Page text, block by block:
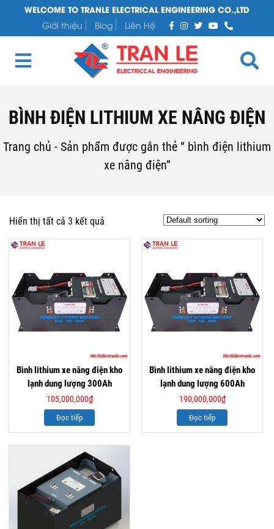
WELCOME TO TRANLE ELECTRICAL ENGINEERING CO.,LTD
Giới thiệu
Blog Liên Hệ
BÌNH ĐIỆN LITHIUM XE NÂNG ĐIỆN
Trang chủ - Sản phẩm được gắn thẻ “ bình điện lithium
xe nâng điện”
Hiển thị tất cả 3 kết quả
Bình lithium xe nâng điện kho
lạnh dung lượng 300Ah
105,000,000₫
Đọc tiếp
Bình lithium xe nâng điện kho
lạnh dung lượng 600Ah
190,000,000₫
Đọc tiếp